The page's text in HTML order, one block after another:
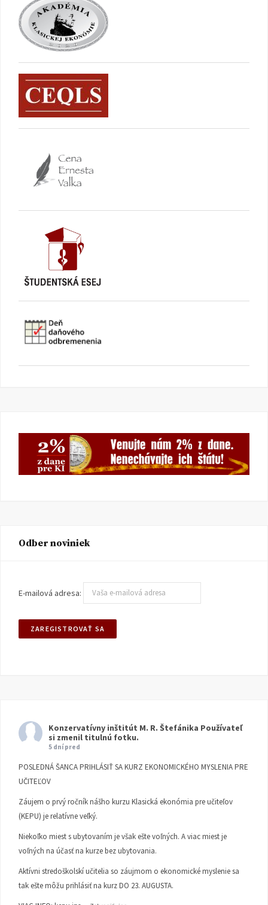
Odber noviniek
E-mailová adresa:
Konzervatívny inštitút M. R. Štefánika Používateľ
si zmenil titulnú fotku.
5 dní pred
POSLEDNÁ ŠANCA PRIHLÁSIŤ SA KURZ EKONOMICKÉHO MYSLENIA PRE
UČITEĽOV
Záujem o prvý ročník nášho kurzu Klasická ekonómia pre učiteľov
(KEPU) je relatívne veľký.
Niekoľko miest s ubytovaním je však ešte voľných. A viac miest je
voľných na účasť na kurze bez ubytovania.
Aktívni stredoškolskí učitelia so záujmom o ekonomické myslenie sa
tak ešte môžu prihlásiť na kurz DO 23. AUGUSTA.